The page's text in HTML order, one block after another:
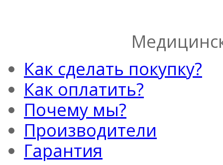
Как сделать покупку?
Как оплатить?
Почему мы?
Производители
Гарантия